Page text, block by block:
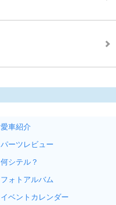
愛車紹介
パーツレビュー
何シテル？
フォトアルバム
イベントカレンダー